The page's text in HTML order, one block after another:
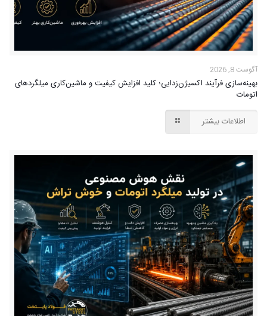
آگوست 8, 2026
بهینه‌سازی فرآیند اکسیژن‌زدایی؛ کلید افزایش کیفیت و ماشین‌کاری میلگردهای
اتومات
اطلاعات بیشتر